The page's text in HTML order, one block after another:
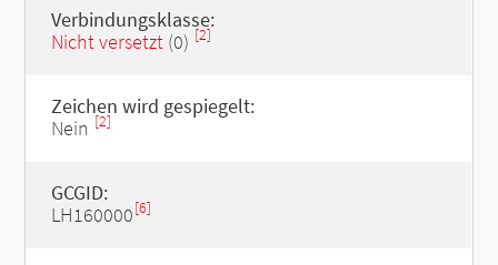
Verbindungsklasse:
Nicht versetzt(0) [2]
Zeichen wird gespiegelt:
Nein [2]
GCGID:
LH160000[6]